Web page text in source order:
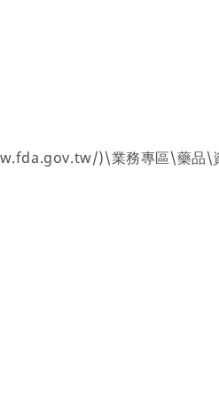
)\業務專區\藥品\